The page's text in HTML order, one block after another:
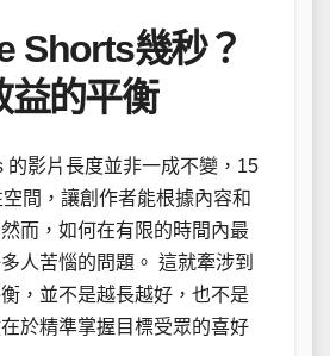
Shorts幾秒？
益的平衡
的影片長度並非一成不變，15
間，讓創作者能根據內容和
而，如何在有限的時間內最
人苦惱的問題。 這就牽涉到
，並不是越長越好，也不是
於精準掌握目標受眾的喜好